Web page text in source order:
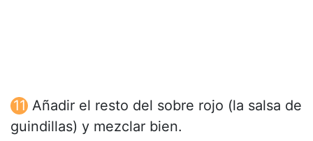
Añadir el resto del sobre rojo (la salsa de
guindillas) y mezclar bien.